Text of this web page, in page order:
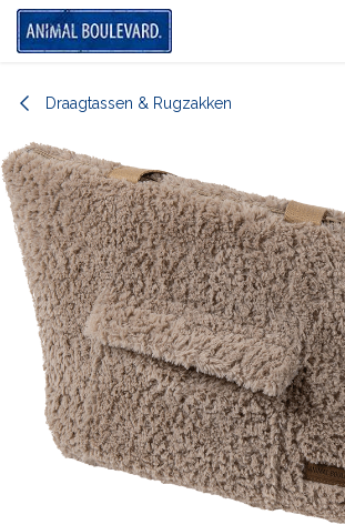
Overslaan naar inhoud
Draagtassen & Rugzakken